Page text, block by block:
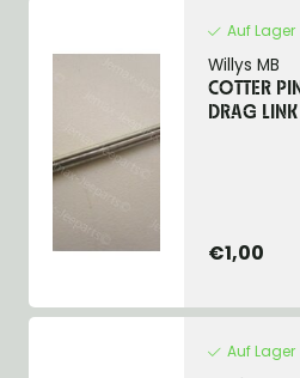
Auf Lager
Willys MB
COTTER
DRAG
€1,00
Auf Lager